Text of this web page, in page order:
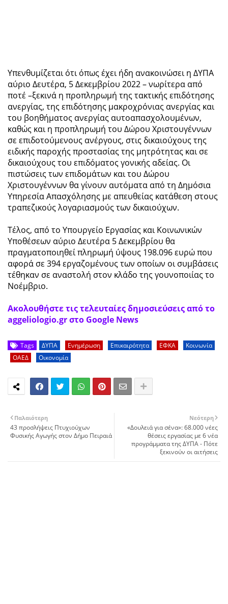
Yπενθυμίζεται ότι όπως έχει ήδη ανακοινώσει η ΔΥΠΑ
αύριο Δευτέρα, 5 Δεκεμβρίου 2022 – νωρίτερα από
ποτέ –ξεκινά η προπληρωμή της τακτικής επιδότησης
ανεργίας, της επιδότησης μακροχρόνιας ανεργίας και
του βοηθήματος ανεργίας αυτοαπασχολουμένων,
καθώς και η προπληρωμή του Δώρου Χριστουγέννων
σε επιδοτούμενους ανέργους, στις δικαιούχους της
ειδικής παροχής προστασίας της μητρότητας και σε
δικαιούχους του επιδόματος γονικής αδείας. Οι
πιστώσεις των επιδομάτων και του Δώρου
Χριστουγέννων θα γίνουν αυτόματα από τη Δημόσια
Υπηρεσία Απασχόλησης με απευθείας κατάθεση στους
τραπεζικούς λογαριασμούς των δικαιούχων.
Τέλος, από το Υπουργείο Εργασίας και Κοινωνικών
Υποθέσεων αύριο Δευτέρα 5 Δεκεμβρίου θα
πραγματοποιηθεί πληρωμή ύψους 198.096 ευρώ που
αφορά σε 394 εργαζομένους των οποίων οι συμβάσεις
τέθηκαν σε αναστολή στον κλάδο της γουνοποιίας το
Νοέμβριο.
Ακολουθήστε τις τελευταίες δημοσιεύσεις από το
aggeliologio.gr στο Google News
Tags ΔΥΠΑ Ενημέρωση Επικαιρότητα ΕΦΚΑ
Κοινωνία
ΟΑΕΔ
Οικονομία
Νεότερη
«Δουλειά για σένα»: 68.000 νέες
θέσεις εργασίας με 6 νέα
προγράμματα της ΔΥΠΑ - Πότε
ξεκινούν οι αιτήσεις
Παλαιότερη
43 προσλήψεις Πτυχιούχων
Φυσικής Αγωγής στον Δήμο Πειραιά